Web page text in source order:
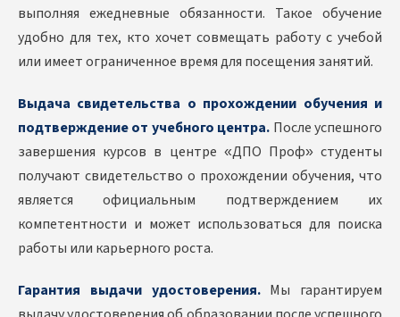
выполняя ежедневные обязанности. Такое обучение
удобно для тех, кто хочет совмещать работу с учебой
или имеет ограниченное время для посещения занятий.
Выдача свидетельства о прохождении обучения и
подтверждение от учебного центра. После успешного
завершения курсов в центре «ДПО Проф» студенты
получают свидетельство о прохождении обучения, что
является официальным подтверждением их
компетентности и может использоваться для поиска
работы или карьерного роста.
Гарантия выдачи удостоверения.Мы гарантируем